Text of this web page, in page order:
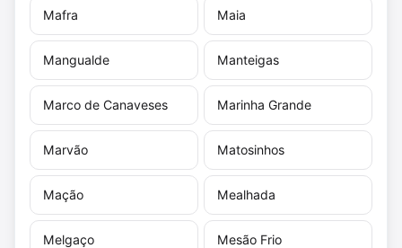
Mafra Maia
Mangualde Manteigas
Marco de Canaveses Marinha Grande
Marvão Matosinhos
Mação Mealhada
Melgaço Mesão Frio